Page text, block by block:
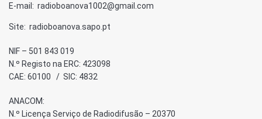
E-mail: radioboanova1002@gmail.com
Site: radioboanova.sapo.pt
NIF – 501 843 019
N.º Registo na ERC: 423098
CAE: 60100 / SIC: 4832
ANACOM:
N.º Licença Serviço de Radiodifusão – 20370